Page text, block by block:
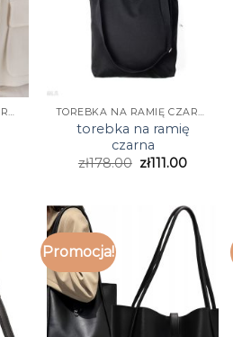
TOREBKA NA RAMIĘ CZARNA TOREBKA NA RAMIĘ CZARNA
torebka na ramię
czarna
zł178.00 zł111.00
Promocja!